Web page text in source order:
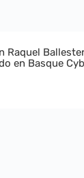
Raquel
en Basque